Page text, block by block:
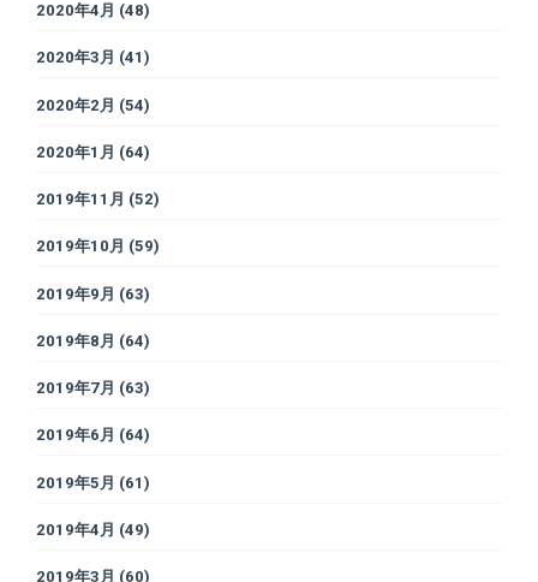
2020年4月 (48)
2020年3月 (41)
2020年2月 (54)
2020年1月 (64)
2019年11月 (52)
2019年10月 (59)
2019年9月 (63)
2019年8月 (64)
2019年7月 (63)
2019年6月 (64)
2019年5月 (61)
2019年4月 (49)
2019年3月 (60)